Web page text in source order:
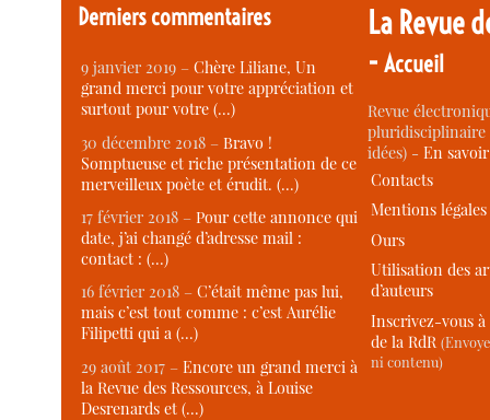
Derniers commentaires
9 janvier 2019 –Chère Liliane, Un
grand merci pour votre appréciation et
surtout pour votre (…)
30 décembre 2018 –Bravo !
Somptueuse et riche présentation de ce
merveilleux poète et érudit. (…)
17 février 2018 –Pour cette annonce qui
date, j’ai changé d’adresse mail :
contact : (…)
16 février 2018 –C’était même pas lui,
mais c’est tout comme : c’est Aurélie
Filipetti qui a (…)
29 août 2017 –Encore un grand merci à
la Revue des Ressources, à Louise
Desrenards et (…)
La Revue
-Accueil
Revue
idées) -En
Contacts
Mentions légales
Ours
Utilisation des
d’auteurs
Inscrivez-vous
de la RdR
ni contenu)